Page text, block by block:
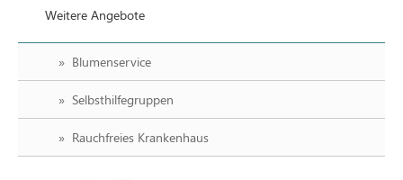
Weitere Angebote
Blumenservice
Selbsthilfegruppen
Rauchfreies Krankenhaus